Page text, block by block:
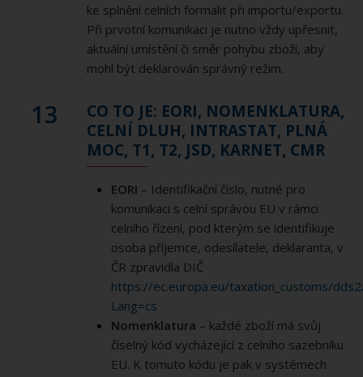
ke splnění celních formalit při importu/exportu.
Při prvotní komunikaci je nutno vždy upřesnit,
aktuální umístění či směr pohybu zboží, aby
mohl být deklarován správný režim.
13
CO TO JE: EORI, NOMENKLATURA,
CELNÍ DLUH, INTRASTAT, PLNÁ
MOC, T1, T2, JSD, KARNET, CMR
EORI – Identifikační číslo, nutné pro
komunikaci s celní správou EU v rámci
celního řízení, pod kterým se identifikuje
osoba příjemce, odesílatele, deklaranta, v
ČR zpravidla DIČ
https://ec.europa.eu/taxation_customs/
Lang=cs
Nomenklatura – každé zboží má svůj
číselný kód vycházející z celního sazebníku
EU. K tomuto kódu je pak v systémech